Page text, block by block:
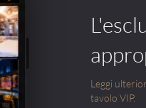
Leggi
tavolo VIP.